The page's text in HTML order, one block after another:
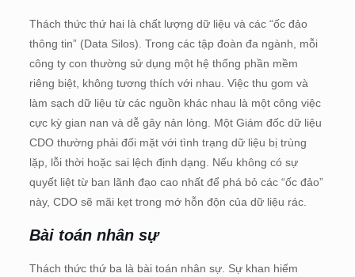
Thách thức thứ hai là chất lượng dữ liệu và các “ốc đảo
thông tin” (Data Silos). Trong các tập đoàn đa ngành, mỗi
công ty con thường sử dụng một hệ thống phần mềm
riêng biệt, không tương thích với nhau. Việc thu gom và
làm sạch dữ liệu từ các nguồn khác nhau là một công việc
cực kỳ gian nan và dễ gây nản lòng. Một Giám đốc dữ liệu
CDO thường phải đối mặt với tình trạng dữ liệu bị trùng
lặp, lỗi thời hoặc sai lệch định dạng. Nếu không có sự
quyết liệt từ ban lãnh đạo cao nhất để phá bỏ các “ốc đảo”
này, CDO sẽ mãi kẹt trong mớ hỗn độn của dữ liệu rác.
Bài toán nhân sự
Thách thức thứ ba là bài toán nhân sự. Sự khan hiếm